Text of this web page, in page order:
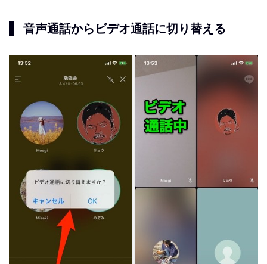
音声通話からビデオ通話に切り替える